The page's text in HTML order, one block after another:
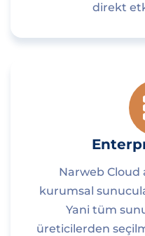
direkt
Narweb Cloud
kurumsal
Yani tüm
üreticilerden